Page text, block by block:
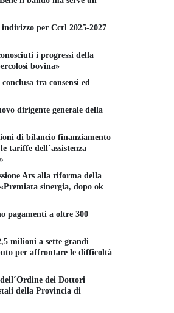
per Ccrl 2025-2027
i progressi della
bovina»
tra consensi ed
dirigente generale della
di bilancio finanziamento
tariffe dell´assistenza
Ars alla riforma della
sinergia, dopo ok
pagamenti a oltre 300
milioni a sette grandi
per affrontare le difficoltà
dei Dottori
della Provincia di